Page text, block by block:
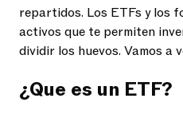
repartidos. Los ETFs y los
activos que te permiten
dividir los huevos. Vamos a
¿Que es un ETF?